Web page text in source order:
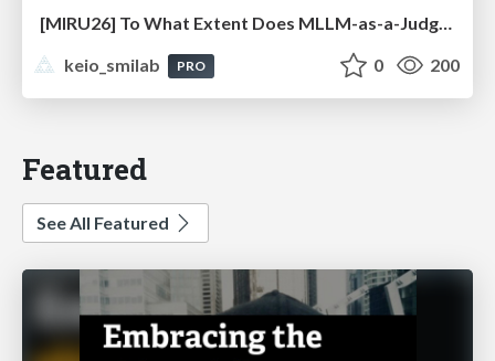
[MIRU26] To What Extent Does MLLM-as-a-Judge Exhibit Cross-Model Preference Bias?
keio_smilab
PRO 0 200
Featured
See All Featured